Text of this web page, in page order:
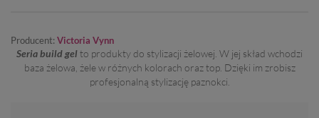
Producent: Victoria Vynn
Seria build gelto produkty do stylizacji żelowej. W jej skład wchodzi
baza żelowa, żele w różnych kolorach oraz top. Dzięki im zrobisz
profesjonalną stylizację paznokci.